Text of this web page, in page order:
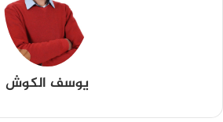
يوسف الكوش